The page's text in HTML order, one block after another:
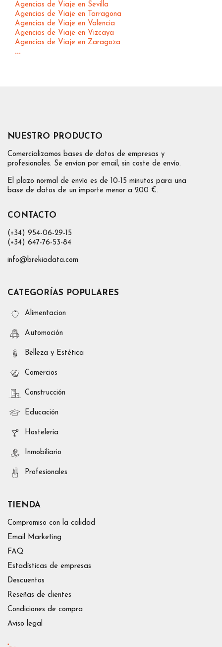
Agencias de Viaje en Sevilla
Agencias de Viaje en Tarragona
Agencias de Viaje en Valencia
Agencias de Viaje en Vizcaya
Agencias de Viaje en Zaragoza
...
NUESTRO PRODUCTO
Comercializamos bases de datos de empresas y
profesionales. Se envían por email, sin coste de envío.
El plazo normal de envío es de 10-15 minutos para una
base de datos de un importe menor a 200 €.
CONTACTO
(+34) 954-06-29-15
(+34) 647-76-53-84
info@brekiadata.com
CATEGORÍAS POPULARES
Alimentacion
Automoción
Belleza y Estética
Comercios
Construcción
Educación
Hosteleria
Inmobiliario
Profesionales
TIENDA
Compromiso con la calidad
Email Marketing
FAQ
Estadísticas de empresas
Descuentos
Reseñas de clientes
Condiciones de compra
Aviso legal